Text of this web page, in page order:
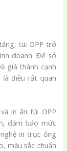
túi OPP trở
doanh. Để sở
giá thành cạnh
điều rất quan
in ấn túi OPP
đảm bảo mức
in trục ống
màu sắc chuẩn